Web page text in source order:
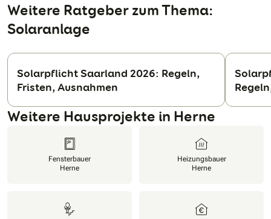
Weitere Ratgeber zum Thema:
Solaranlage
Solarpflicht Saarland 2026: Regeln,
Fristen, Ausnahmen
Weitere Hausprojekte in Herne
Fensterbauer
Herne
Heizungsbauer
Herne